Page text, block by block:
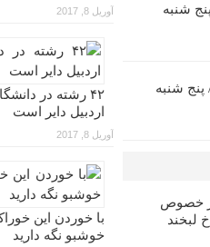
اندو (۵)/ پنج شنبه
بازآموزی پروتز (۶)/ پنج شنبه
خصوص
لبخند
آوریل 8, 2017
۴۲ رشته در
اردبیل دایر است
آوریل 8, 2017
با خوردن این
خوشبو نگه دارید